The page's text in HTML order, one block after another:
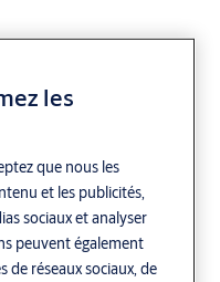
les
que nous les
et les publicités,
sociaux et analyser
peuvent également
de réseaux sociaux, de